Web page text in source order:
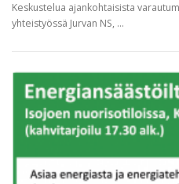
Keskustelua ajankohtaisista
yhteistyössä Jurvan NS, …